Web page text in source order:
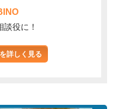
役に！
詳しく見る